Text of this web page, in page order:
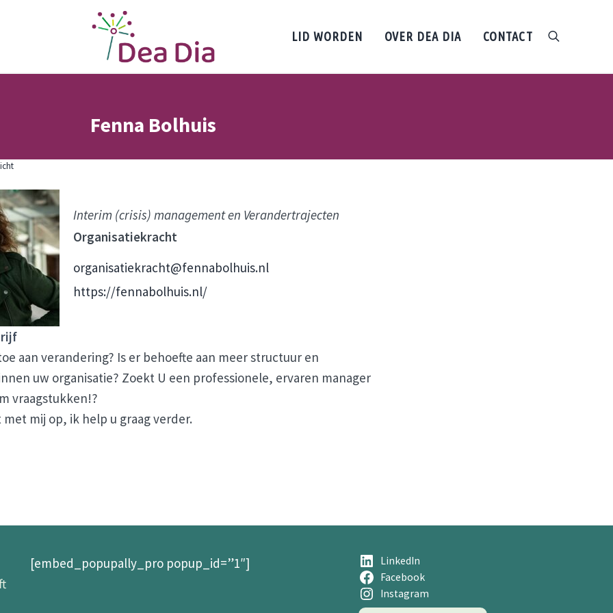
Dea Dia Delft
Netwerk vrouwelijke ondernemers Delft
LID WORDEN OVER DEA DIA CONTACT search
Fenna Bolhuis
Interim (crisis) management en Verandertrajecten
Organisatiekracht
organisatiekracht@fennabolhuis.nl
https://fennabolhuis.nl/
aan verandering? Is er behoefte aan meer structuur en
uw organisatie? Zoekt U een professionele, ervaren manager
vraagstukken!?
mij op, ik help u graag verder.
[embed_popupally_pro popup_id=”1″]
LinkedIn
Facebook
Instagram